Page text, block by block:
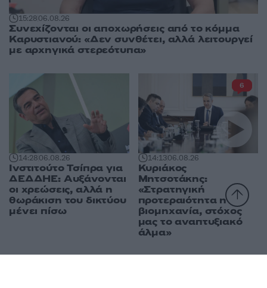
15:2806.08.26
Συνεχίζονται οι αποχωρήσεις από το κόμμα
Καρυστιανού: «Δεν συνθέτει, αλλά λειτουργεί
με αρχηγικά στερεότυπα»
14:2806.08.26
Ινστιτούτο Τσίπρα για
ΔΕΔΔΗΕ: Αυξάνονται
οι χρεώσεις, αλλά η
θωράκιση του δικτύου
μένει πίσω
14:1306.08.26
Κυριάκος
Μητσοτάκης:
«Στρατηγική
προτεραιότητα η
βιομηχανία, στόχος
μας το αναπτυξιακό
άλμα»
6